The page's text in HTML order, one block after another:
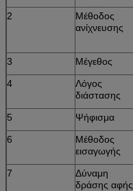
2
Μέθοδος
ανίχνευσης
3
Μέγεθος
4
Λόγος
διάστασης
5 Ψήφισμα
6
Μέθοδος
εισαγωγής
7
Δύναμη
δράσης αφής